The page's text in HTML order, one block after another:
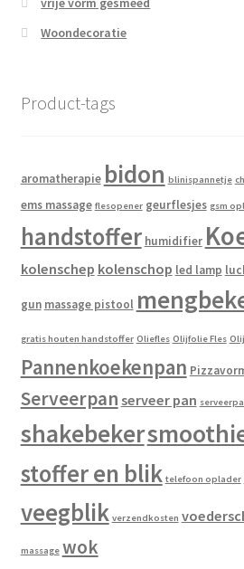
Woondecoratie
Product-tags
aromatherapie bidon blinispannetje
ems massage flesopener geurflesjes gsm
handstoffer humidifier
kolenschep kolenschop led lamp
gun massage pistool
gratis houten handstoffer Oliefles Olijfolie Fles
Pannenkoekenpan
Serveerpan serveer pan
shakebeker
stoffer en blik telefoon oplader
veegblik verzendkosten
massage wok